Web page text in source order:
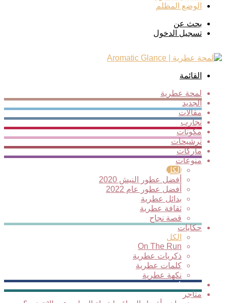
الوضع المظلم
بحث عن
تسجيل الدخول
القائمة
لمحة عطرية
الجديد
مقالات
تجارب
مكونات
ترشيحات
ماركات
منوعات
الكل
أفضل عطور النيش 2020
أفضل عطور عام 2022
بدائل عطرية
ثقافة عطرية
قصة نجاح
حكايات
الكل
On The Run
ذكريات عطرية
كلمات عطرية
نكهة عطرية
فيديوهات
متاجر